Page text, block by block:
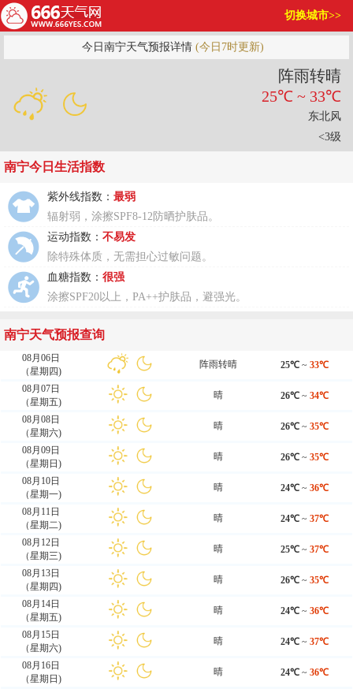
切换城市>>
今日南宁天气预报详情(今日7时更新)
阵雨转晴
25℃ ~ 33℃
东北风
<3级
南宁今日生活指数
紫外线指数： 最弱
辐射弱，涂擦SPF8-12防晒护肤品。
运动指数： 不易发
除特殊体质，无需担心过敏问题。
血糖指数： 很强
涂擦SPF20以上，PA++护肤品，避强光。
南宁天气预报查询
08月06日
（星期四)
阵雨转晴 25℃~ 33℃
08月07日
（星期五)
晴 26℃~ 34℃
08月08日
（星期六)
晴 26℃~ 35℃
08月09日
（星期日)
晴 26℃~ 35℃
08月10日
（星期一)
晴 24℃~ 36℃
08月11日
（星期二)
晴 24℃~ 37℃
08月12日
（星期三)
晴 25℃~ 37℃
08月13日
（星期四)
晴 26℃~ 35℃
08月14日
（星期五)
晴 24℃~ 36℃
08月15日
（星期六)
晴 24℃~ 37℃
08月16日
（星期日)
晴 24℃~ 36℃